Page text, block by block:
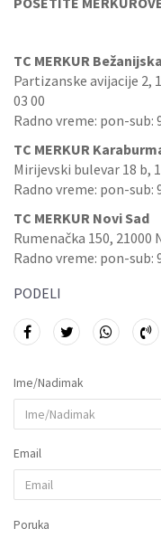
TC MERKUR
Partizanske avijacije 2,
03 00
Radno vreme: pon-sub:
TC MERKUR
Mirijevski bulevar 18 b,
Radno vreme: pon-sub:
TC MERKUR Novi Sad
Rumenačka 150, 21000
Radno vreme: pon-sub:
PODELI
Ime/Nadimak
Email
Poruka